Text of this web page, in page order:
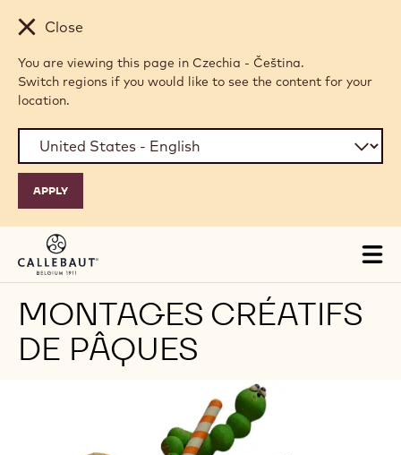
Skip to main content
Close
You are viewing this page in Czechia - Čeština.
Switch regions if you would like to see the content for your
location.
MONTAGES CRÉATIFS
DE PÂQUES